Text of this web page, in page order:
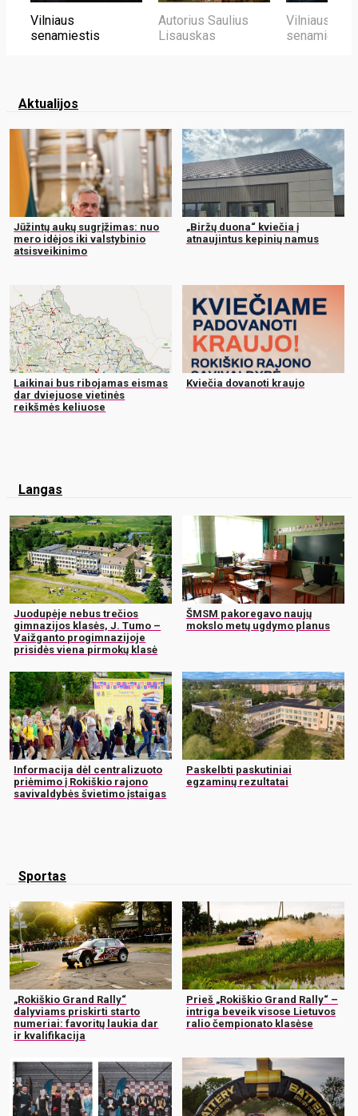
Vilniaus
senamiestis
Autorius Saulius
Lisauskas
Vilniaus
senamiestis
Aktualijos
Jūžintų aukų sugrįžimas: nuo
mero idėjos iki valstybinio
atsisveikinimo
„Biržų duona“ kviečia į
atnaujintus kepinių namus
Laikinai bus ribojamas eismas
dar dviejuose vietinės
reikšmės keliuose
Kviečia dovanoti kraujo
Langas
Juodupėje nebus trečios
gimnazijos klasės, J. Tumo –
Vaižganto progimnazijoje
prisidės viena pirmokų klasė
ŠMSM pakoregavo naujų
mokslo metų ugdymo planus
Informacija dėl centralizuoto
priėmimo į Rokiškio rajono
savivaldybės švietimo įstaigas
Paskelbti paskutiniai
egzaminų rezultatai
Sportas
„Rokiškio Grand Rally“
dalyviams priskirti starto
numeriai: favoritų laukia dar
ir kvalifikacija
Prieš „Rokiškio Grand Rally“ –
intriga beveik visose Lietuvos
ralio čempionato klasėse